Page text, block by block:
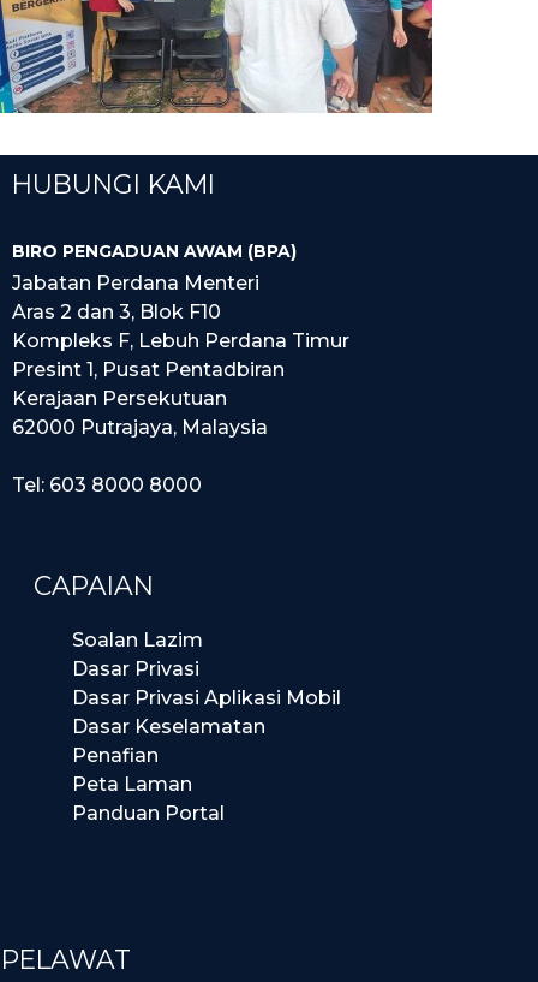
HUBUNGI KAMI
BIRO PENGADUAN AWAM (BPA)
Jabatan Perdana Menteri
Aras 2 dan 3, Blok F10
Kompleks F, Lebuh Perdana Timur
Presint 1, Pusat Pentadbiran
Kerajaan Persekutuan
62000 Putrajaya, Malaysia
Tel: 603 8000 8000
CAPAIAN
Soalan Lazim
Dasar Privasi
Dasar Privasi Aplikasi Mobil
Dasar Keselamatan
Penafian
Peta Laman
Panduan Portal
PELAWAT